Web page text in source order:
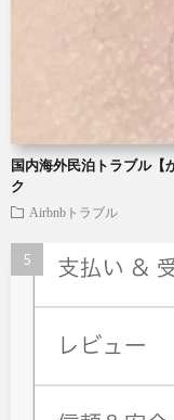
国内海外民泊トラブル【
ク
Airbnbトラブル